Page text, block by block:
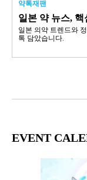
약톡재팬
일본 약 뉴스, 핵
일본 의약 트렌드와
톡 담았습니다.
EVENT